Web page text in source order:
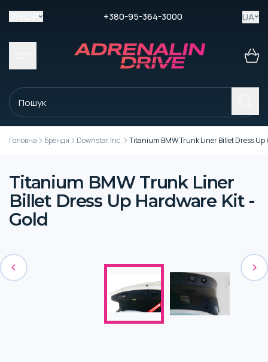
+380-95-364-3000 UA
Головна Бренди Downstar Inc. Titanium BMW Trunk Liner Billet Dress Up
Titanium BMW Trunk Liner
Billet Dress Up Hardware Kit -
Gold